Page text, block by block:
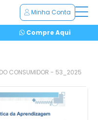
Minha Conta
Compre Aqui
CONSUMIDOR - 53_2025